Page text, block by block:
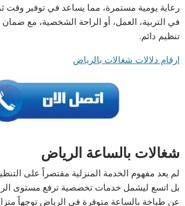
رعاية يومية مستمرة، مما يساعد في توفير وقت
في التربية، العمل، أو الراحة الشخصية، مع
تنظيم دائم.
ارقام دلالات شغالات بالرياض
شغالات بالساعة الرياض
لم يعد مفهوم الخدمة المنزلية مقتصراً على
بل اتسع ليشمل خدمات تخصصية ترفع مستوى
عن طباخة بالساعة متوفرة في الرياض توجهاً